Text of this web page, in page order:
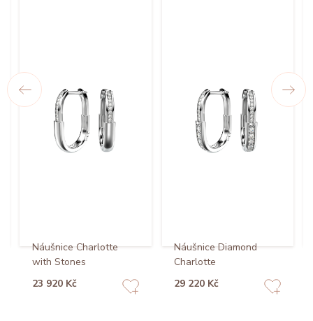
Náušnice Charlotte
with Stones
23 920 Kč
Náušnice Diamond
Charlotte
29 220 Kč